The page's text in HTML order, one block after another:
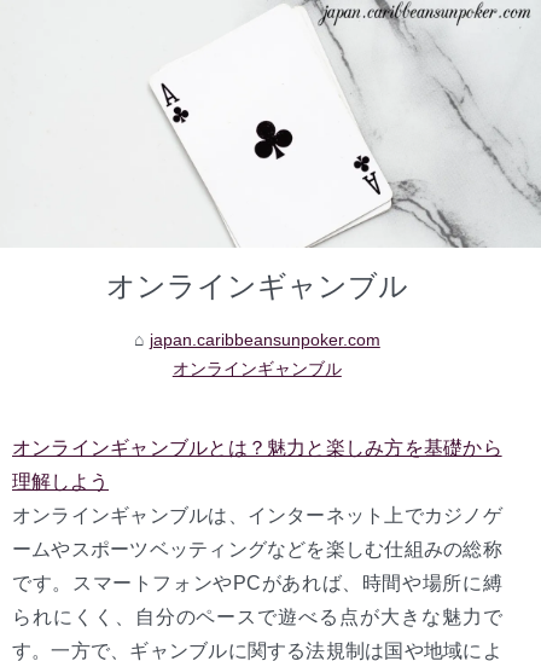
オンラインギャンブル
japan.caribbeansunpoker.com
オンラインギャンブル
オンラインギャンブルとは？魅力と楽しみ方を基礎から
理解しよう
オンラインギャンブルは、インターネット上でカジノゲ
ームやスポーツベッティングなどを楽しむ仕組みの総称
です。スマートフォンやPCがあれば、時間や場所に縛
られにくく、自分のペースで遊べる点が大きな魅力で
す。一方で、ギャンブルに関する法規制は国や地域によ